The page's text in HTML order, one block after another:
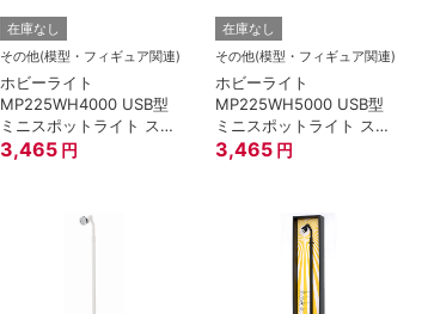
在庫なし
その他(模型・フィギュア関連)
ホビーライト
MP225WH4000 USB型
ミニスポットライト スタ
ンド22.5cm/白/4000K
3,465 円
在庫なし
その他(模型・フィギュア関連)
ホビーライト
MP225WH5000 USB型
ミニスポットライト スタ
ンド22.5cm/白/5000K
3,465 円